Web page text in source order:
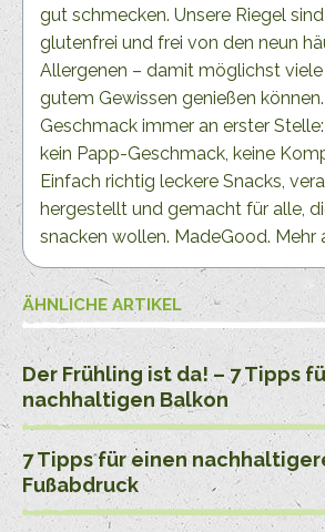
gut schmecken. Unsere Riegel
glutenfrei und frei von den neun
Allergenen – damit möglichst
gutem Gewissen genießen
Geschmack immer an erster
kein Papp-Geschmack, keine
Einfach richtig leckere Snacks,
hergestellt und gemacht für alle,
snacken wollen. MadeGood. Mehr
ÄHNLICHE ARTIKEL
Der Frühling ist da! – 7 Tipps
nachhaltigen Balkon
7 Tipps für einen
Fußabdruck